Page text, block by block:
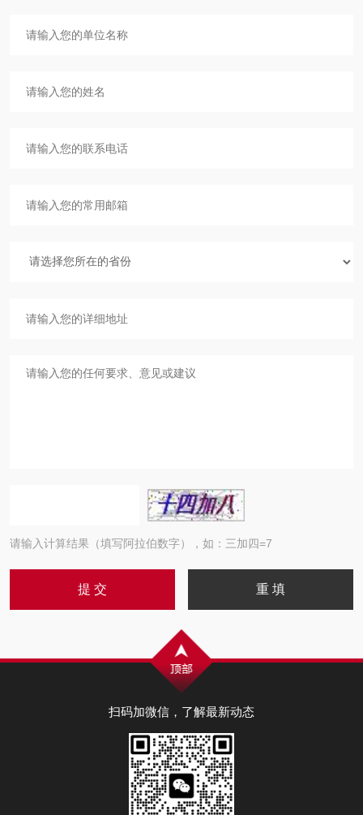
请输入计算结果（填写阿拉伯数字），如：三加四=7
扫码加微信，了解最新动态